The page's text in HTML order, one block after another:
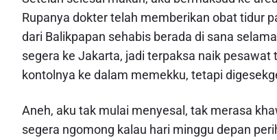
Rupanya dokter telah memberikan obat tidur
dari Balikpapan sehabis berada di sana
segera ke Jakarta, jadi terpaksa naik
kontolnya ke dalam memekku, tetapi
Aneh, aku tak mulai menyesal, tak merasa
segera ngomong kalau hari minggu depan